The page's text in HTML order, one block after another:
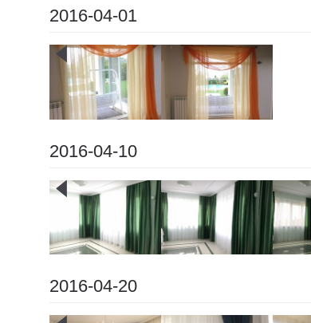
2016-04-01
2016-04-10
2016-04-20